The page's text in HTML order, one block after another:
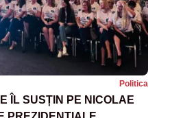
Politica
ÎL SUSȚIN PE NICOLAE